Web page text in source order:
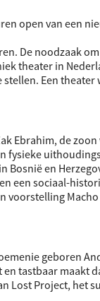
open van een
De noodzaak
theater in
Een
Ebrahim, de
fysieke
Bosnië en
een sociaal-
voorstelling
geboren
tastbaar maakt
Lost Project, het